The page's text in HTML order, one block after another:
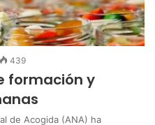
439
formación y
de Acogida (ANA) ha